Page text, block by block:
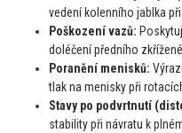
vedení kolenního jablka
Poškození vazů:
doléčení předního
Poranění menisků:
tlak na menisky při
Stavy po podvrtnutí
stability při návratu k